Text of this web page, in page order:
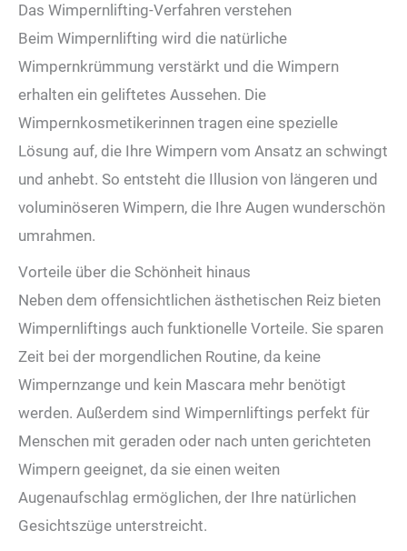
Das Wimpernlifting-Verfahren verstehen
Beim Wimpernlifting wird die natürliche
Wimpernkrümmung verstärkt und die Wimpern
erhalten ein geliftetes Aussehen. Die
Wimpernkosmetikerinnen tragen eine spezielle
Lösung auf, die Ihre Wimpern vom Ansatz an schwingt
und anhebt. So entsteht die Illusion von längeren und
voluminöseren Wimpern, die Ihre Augen wunderschön
umrahmen.
Vorteile über die Schönheit hinaus
Neben dem offensichtlichen ästhetischen Reiz bieten
Wimpernliftings auch funktionelle Vorteile. Sie sparen
Zeit bei der morgendlichen Routine, da keine
Wimpernzange und kein Mascara mehr benötigt
werden. Außerdem sind Wimpernliftings perfekt für
Menschen mit geraden oder nach unten gerichteten
Wimpern geeignet, da sie einen weiten
Augenaufschlag ermöglichen, der Ihre natürlichen
Gesichtszüge unterstreicht.